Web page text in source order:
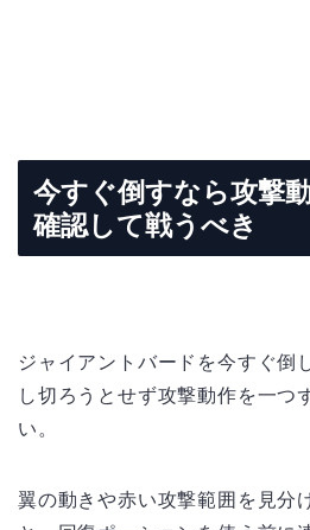
今すぐ倒すなら攻撃
確認して戦うべき
ジャイアントバードを今すぐ倒
し切ろうとせず攻撃動作を一つ
い。
翼の動きや赤い攻撃範囲を見分